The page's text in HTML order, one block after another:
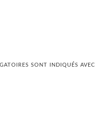
SONT INDIQUÉS AVEC